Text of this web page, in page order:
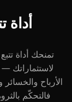
أداة
تمنحك أداة
لاستثماراتك
الأرباح
فالتحكّم